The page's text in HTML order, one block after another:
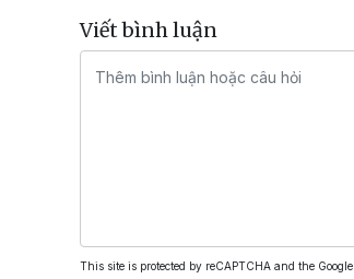
Viết bình luận
This site is protected by reCAPTCHA and the Google